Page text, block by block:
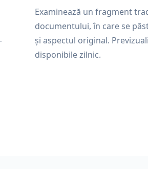
Examinează un fragment
documentului, în care se
și aspectul original.
disponibile zilnic.